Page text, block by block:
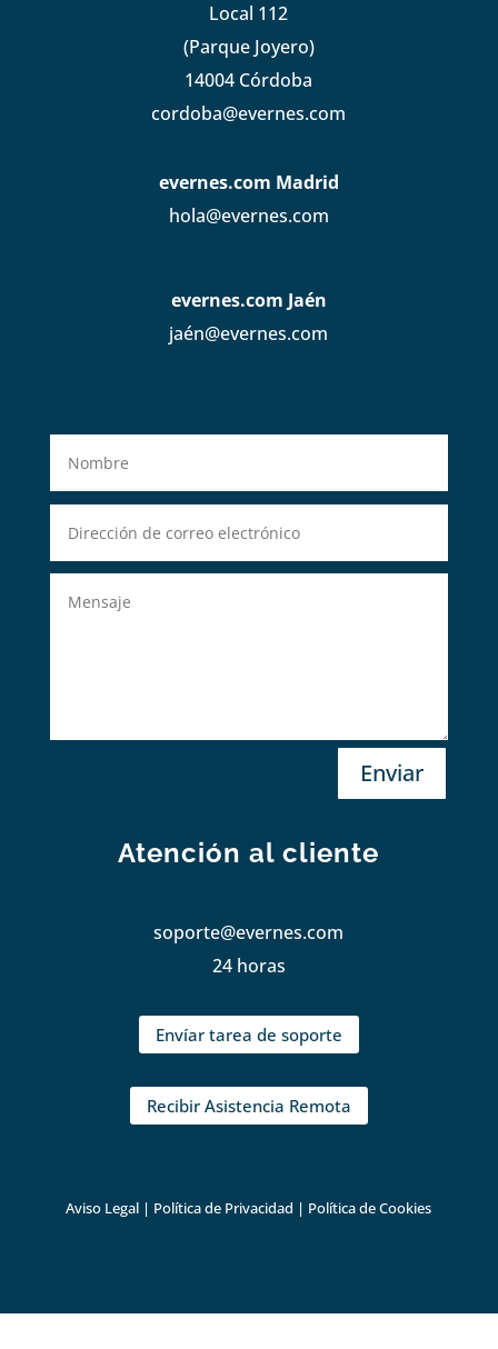
Local 112
(Parque Joyero)
14004 Córdoba
cordoba@evernes.com
evernes.com Madrid
hola@evernes.com
evernes.com Jaén
jaén@evernes.com
Enviar
Atención al cliente
soporte@evernes.com
24 horas
Envíar tarea de soporte
Recibir Asistencia Remota
Aviso Legal | Política de Privacidad | Política de Cookies